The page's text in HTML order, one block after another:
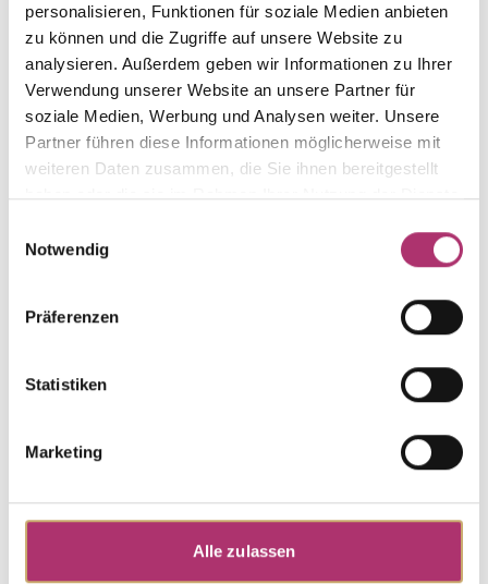
personalisieren, Funktionen für soziale Medien anbieten
zu können und die Zugriffe auf unsere Website zu
analysieren. Außerdem geben wir Informationen zu Ihrer
Verwendung unserer Website an unsere Partner für
soziale Medien, Werbung und Analysen weiter. Unsere
Partner führen diese Informationen möglicherweise mit
weiteren Daten zusammen, die Sie ihnen bereitgestellt
haben oder die sie im Rahmen Ihrer Nutzung der Dienste
Notwendig
Präferenzen
Statistiken
Marketing
Alle zulassen
Die passenden Stücke
aus der Kollektion.
Nicht auf Lager
Ohrstecker · S5412G
Amethyst grün ·Turmalin grün · Brillant 0,22ct G/VS
Nicht auf Lager
Anhänger · S5409G
Amethyst grün · Turmalin grün · Brillant 0,18ct G/VS
Ring · S5410G
grün · Brillant 0,08ct G/VS